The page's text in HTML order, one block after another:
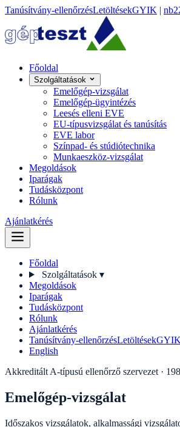
Tanúsítvány-ellenőrzésLetöltésekGYIK |
Főoldal
Szolgáltatások
Emelőgép-vizsgálat
Emelőgép-ügyintézés
Leesés elleni EVE
EU-típusvizsgálat és tanúsítás
EVE labor
Színpad- és stúdiótechnika
Munkaeszköz-vizsgálat
Megoldások
Iparágak
Tudásközpont
Rólunk
Ajánlatkérés
Főoldal
Szolgáltatások ▾
Megoldások
Iparágak
Tudásközpont
Rólunk
Ajánlatkérés
Tanúsítvány-ellenőrzésLetöltésekGYIK
English
Akkreditált A-típusú ellenőrző szervezet ·
Emelőgép-vizsgálat
Időszakos vizsgálatok, alkalmassági